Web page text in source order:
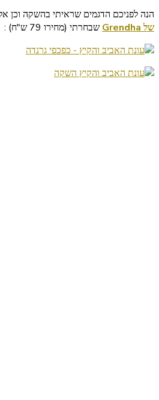
הנה לפניכם הדגמים שראיתי בהשקה וכן
של Grendha
שבחרתי (מחירו 79 ש"ח) :